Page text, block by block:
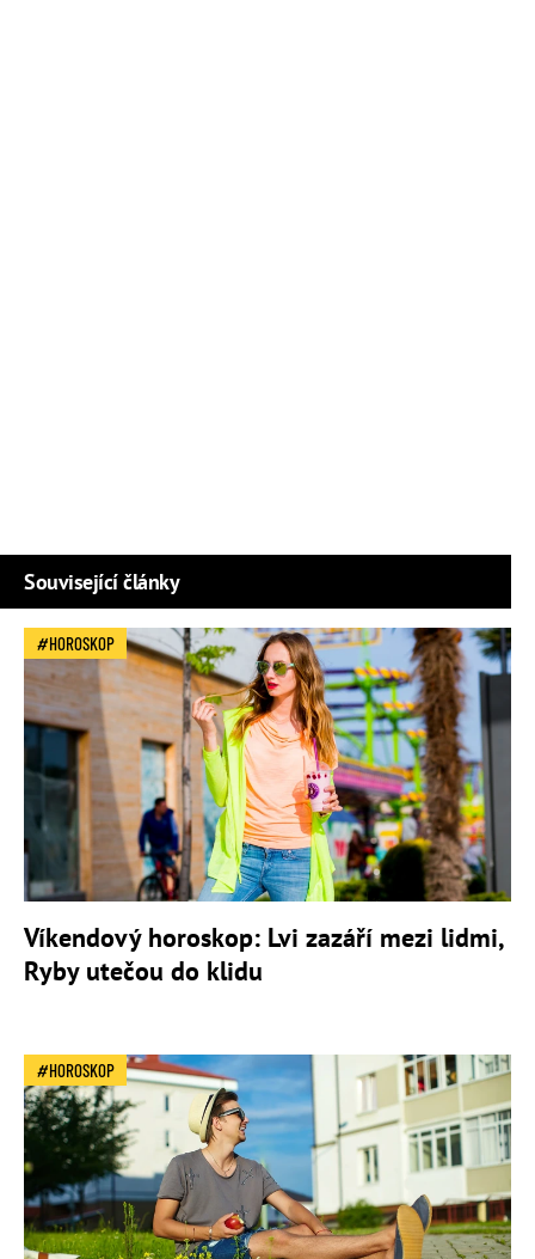
Související články
HOROSKOP
Víkendový horoskop: Lvi zazáří mezi lidmi,
Ryby utečou do klidu
HOROSKOP